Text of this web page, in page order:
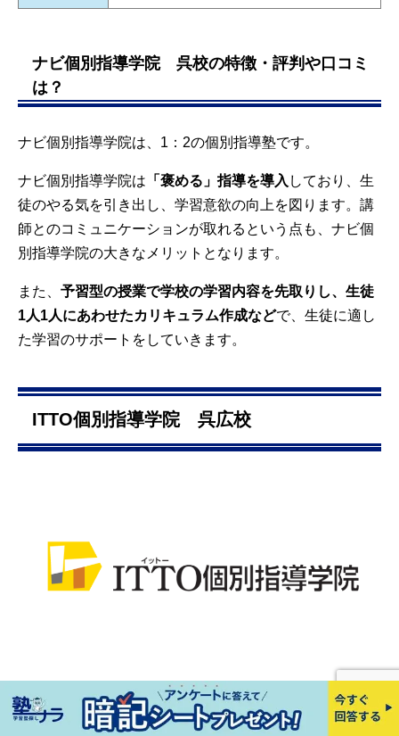
ナビ個別指導学院 呉校の特徴・評判や口コミ
は？
ナビ個別指導学院は、1：2の個別指導塾です。
ナビ個別指導学院は 「褒める」指導を導入 しており、生
徒のやる気を引き出し、学習意欲の向上を図ります。講
師とのコミュニケーションが取れるという点も、ナビ個
別指導学院の大きなメリットとなります。
また、 予習型の授業で学校の学習内容を先取りし、生徒
1人1人にあわせたカリキュラム作成などで、生徒に適し
た学習のサポートをしていきます。
ITTO個別指導学院 呉広校
通塾方法/立地